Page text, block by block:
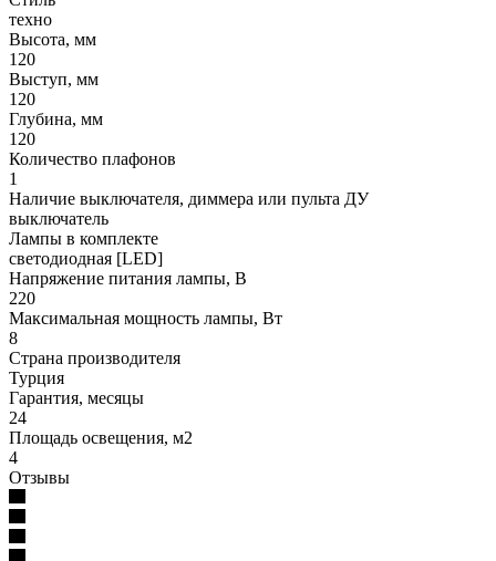
техно
Высота, мм
120
Выступ, мм
120
Глубина, мм
120
Количество плафонов
1
Наличие выключателя, диммера или пульта ДУ
выключатель
Лампы в комплекте
светодиодная [LED]
Напряжение питания лампы, В
220
Максимальная мощность лампы, Вт
8
Страна производителя
Турция
Гарантия, месяцы
24
Площадь освещения, м2
4
Отзывы